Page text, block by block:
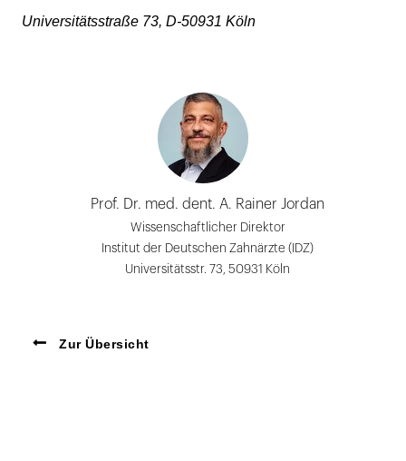
Universitätsstraße 73, D-50931 Köln
Prof. Dr. med. dent. A. Rainer Jordan
Wissenschaftlicher Direktor
Institut der Deutschen Zahnärzte (IDZ)
Universitätsstr. 73, 50931 Köln
Zur Übersicht